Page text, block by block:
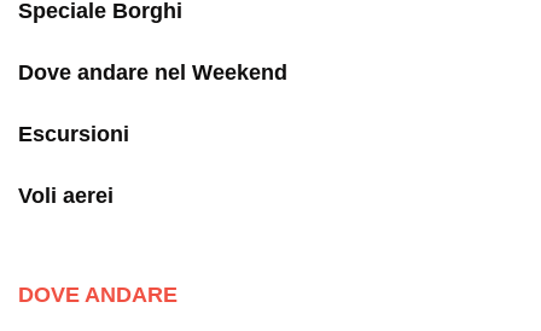
Speciale Borghi
Dove andare nel Weekend
Escursioni
Voli aerei
DOVE ANDARE